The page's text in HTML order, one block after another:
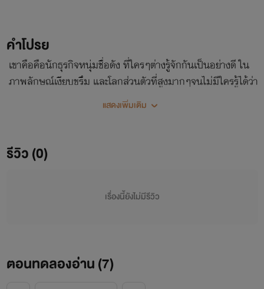
คำโปรย
เขาคือคือนักธุรกิจหนุ่มชื่อดัง ที่ใครๆต่างรู้จักกันเป็นอย่างดี ใน
ภาพลักษณ์เงียบขรึม และโลกส่วนตัวที่สูงมากๆจนไม่มีใครรู้ได้ว่า
ในใจของเขานั้นคิดอะไรอยู่และยังเป็นคนที่ยิ้มยากมากอีกด้วย
แสดงเพิ่มเติม
รีวิว (0)
เรื่องนี้ยังไม่มีรีวิว
ตอนทดลองอ่าน (7)